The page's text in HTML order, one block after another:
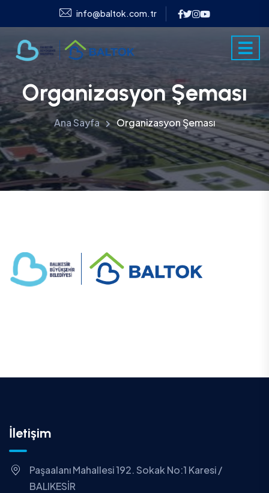
info@baltok.com.tr
Organizasyon Şeması
Ana Sayfa Organizasyon Şeması
İletişim
Paşaalanı Mahallesi 192. Sokak No:1 Karesi /
BALIKESİR